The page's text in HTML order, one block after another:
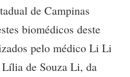
de Campinas
biomédicos deste
pelo médico Li Li
de Souza Li, da